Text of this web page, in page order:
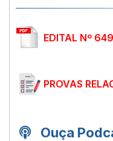
EDITAL Nº
PROVAS
Ouça